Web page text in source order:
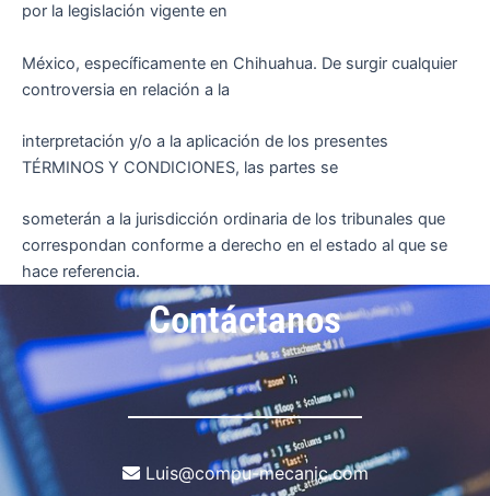
por la legislación vigente en
México, específicamente en Chihuahua. De surgir cualquier
controversia en relación a la
interpretación y/o a la aplicación de los presentes
TÉRMINOS Y CONDICIONES, las partes se
someterán a la jurisdicción ordinaria de los tribunales que
correspondan conforme a derecho en el estado al que se
hace referencia.
Contáctanos
Luis@compu-mecanic.com